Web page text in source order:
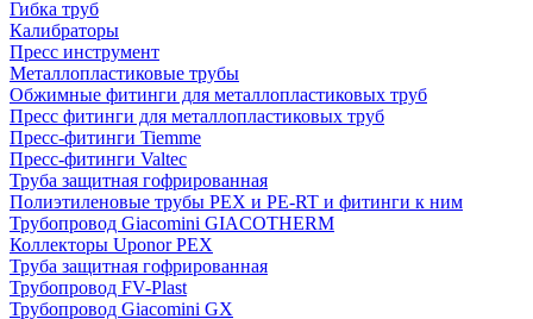
Гибка труб
Калибраторы
Пресс инструмент
Металлопластиковые трубы
Обжимные фитинги для металлопластиковых труб
Пресс фитинги для металлопластиковых труб
Пресс-фитинги Tiemme
Пресс-фитинги Valtec
Труба защитная гофрированная
Полиэтиленовые трубы PEX и PE-RT и фитинги к ним
Трубопровод Giacomini GIACOTHERM
Коллекторы Uponor PEX
Труба защитная гофрированная
Трубопровод FV-Plast
Трубопровод Giacomini GX